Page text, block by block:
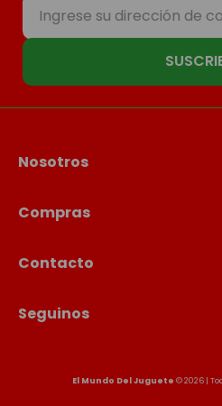
Nosotros
Compras
Contacto
Seguinos
El Mundo Del Juguete © 2026 |